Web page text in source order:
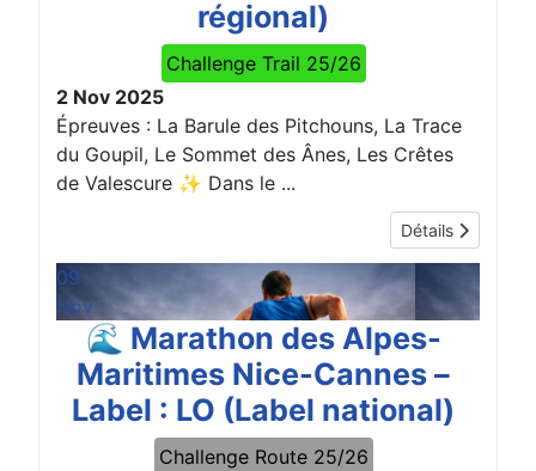
régional)
Challenge Trail 25/26
2 Nov 2025
Épreuves : La Barule des Pitchouns, La Trace
du Goupil, Le Sommet des Ânes, Les Crêtes
de Valescure ✨ Dans le ...
Détails
09
Nov
🌊 Marathon des Alpes-
Maritimes Nice-Cannes –
Label : LO (Label national)
Challenge Route 25/26